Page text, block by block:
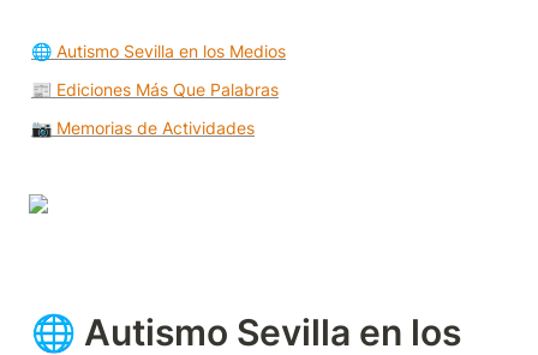
🌐 Autismo Sevilla en los Medios
📰 Ediciones Más Que Palabras
📷 Memorias de Actividades
🌐 Autismo Sevilla en los